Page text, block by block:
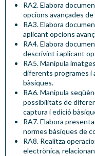
RA2. Elabora
opcions avançades
RA3. Elabora
aplicant opcions
RA4. Elabora
descrivint i aplicant
RA5. Manipula
diferents programes i
bàsiques.
RA6. Manipula
possibilitats de
captura i edició
RA7. Elabora
normes bàsiques de
RA8. Realitza
electrònica,